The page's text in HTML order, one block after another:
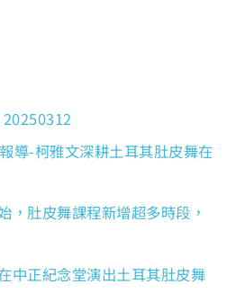
導-柯雅文深耕土耳其肚皮舞在
，肚皮舞課程新增超多時段，
中正紀念堂演出土耳其肚皮舞